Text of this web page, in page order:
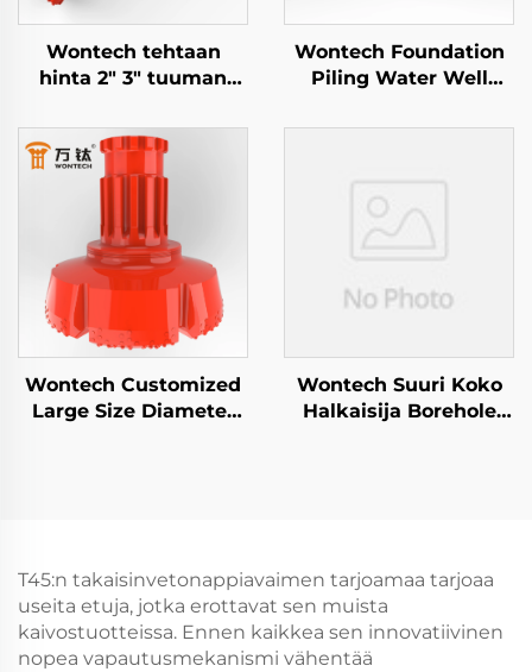
Wontech tehtaan
hinta 2" 3" tuuman
DTH Vasara
Wontech Foundation
Piling Water Well
DHD380 SD8 DTH
Wontech Customized
Large Size Diameter
Wontech Suuri Koko
Halkaisija Borehole
T45:n takaisinvetonappiavaimen tarjoamaa tarjoaa
useita etuja, jotka erottavat sen muista
kaivostuotteissa. Ennen kaikkea sen innovatiivinen
nopea vapautusmekanismi vähentää